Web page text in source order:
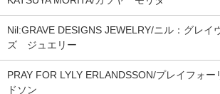
Nil:GRAVE DESIGNS JEWELRY/ニル：グレ
ズ ジュエリー
PRAY FOR LYLY ERLANDSSON/プレイフォー
ドソン